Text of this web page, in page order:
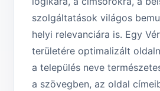
szolgáltatások világos
helyi relevanciára is. Egy
területére optimalizált
a település neve
a szövegben, az oldal